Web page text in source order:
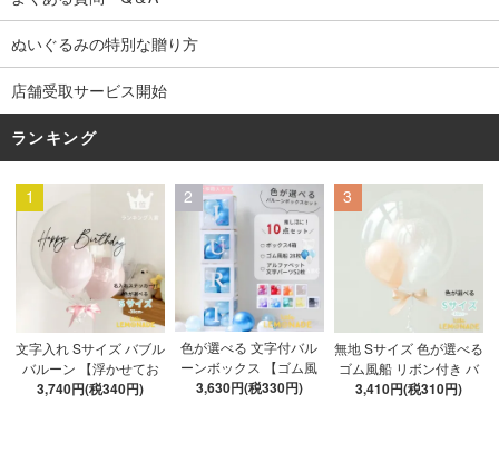
ぬいぐるみの特別な贈り方
店舗受取サービス開始
ランキング
1
文字入れ Sサイズ バブル
バルーン 【浮かせてお
届け】 バルーン
3,740円(税340円)
2
色が選べる 文字付バル
ーンボックス 【ゴム風
船&文字パーツ付き】 DI
3,630円(税330円)
3
無地 Sサイズ 色が選べる
ゴム風船 リボン付き バ
ブルバルーン 【浮かせ
3,410円(税310円)